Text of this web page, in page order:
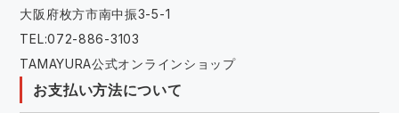
大阪府枚方市南中振3-5-1
TEL:072-886-3103
TAMAYURA公式オンラインショップ
お支払い方法について